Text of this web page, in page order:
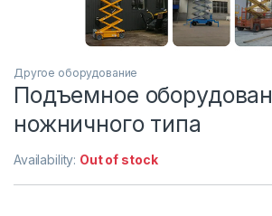
Другое оборудование
Подъемное
ножничного типа
Availability: Out of stock